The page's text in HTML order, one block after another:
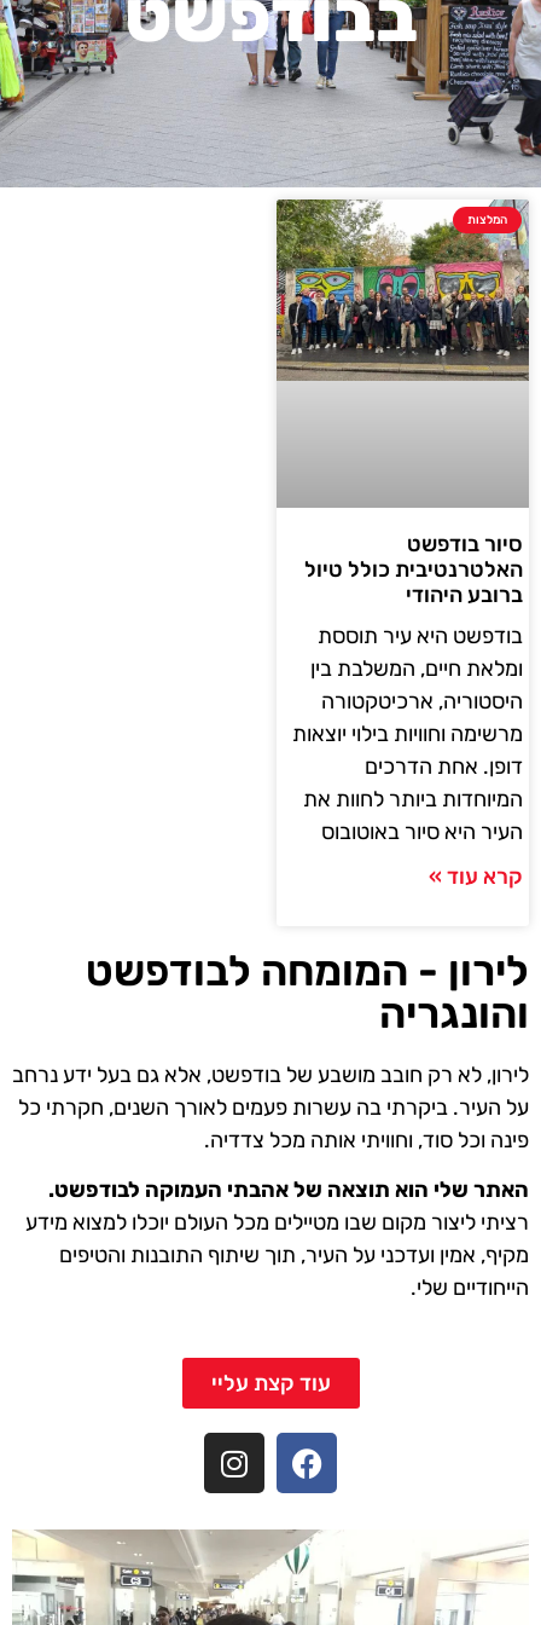
המלצות
סיור בודפשט
האלטרנטיבית כולל טיול
ברובע היהודי
בודפשט היא עיר תוססת
ומלאת חיים, המשלבת בין
היסטוריה, ארכיטקטורה
מרשימה וחוויות בילוי יוצאות
דופן. אחת הדרכים
המיוחדות ביותר לחוות את
העיר היא סיור באוטובוס
קרא עוד »
לירון - המומחה לבודפשט
והונגריה
לירון, לא רק חובב מושבע של בודפשט, אלא גם בעל ידע נרחב
על העיר. ביקרתי בה עשרות פעמים לאורך השנים, חקרתי כל
פינה וכל סוד, וחוויתי אותה מכל צדדיה.
האתר שלי הוא תוצאה של אהבתי העמוקה לבודפשט.
רציתי ליצור מקום שבו מטיילים מכל העולם יוכלו למצוא מידע
מקיף, אמין ועדכני על העיר, תוך שיתוף התובנות והטיפים
הייחודיים שלי.
עוד קצת עליי